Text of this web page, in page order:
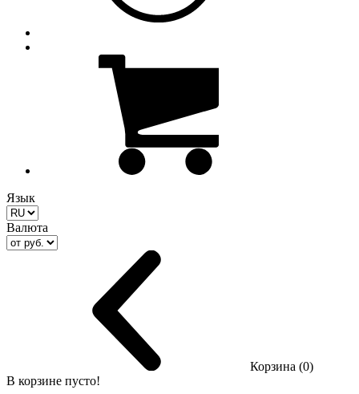
Язык
Валюта
Корзина (0)
В корзине пусто!